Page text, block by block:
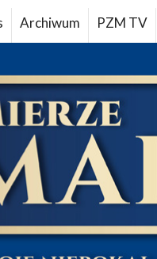
Archiwum PZM TV